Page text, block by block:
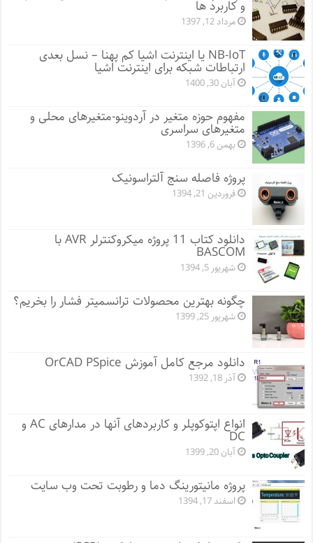
و کاربرد ها
مرداد 12, 1397
NB-IoT یا اینترنت اشیا کم پهنا – نسل بعدی
ارتباطات شبکه برای اینترنت اشیا
آبان 30, 1400
مفهوم حوزه متغیر در آردوینو-متغیرهای محلی و
متغیرهای سراسری
بهمن 6, 1396
پروژه فاصله سنج آلتراسونیک
فروردین 21, 1394
دانلود کتاب 11 پروژه میکروکنترلر AVR با
BASCOM
شهریور 5, 1394
چگونه بهترین محصولات ترانسمیتر فشار را بخریم؟
شهریور 25, 1399
دانلود مرجع کامل آموزش OrCAD PSpice
آذر 18, 1392
انواع اپتوکوپلر و کاربردهای آنها در مدارهای AC و
DC
آبان 20, 1399
پروژه مانيتورينگ دما و رطوبت تحت وب سایت
اسفند 17, 1394